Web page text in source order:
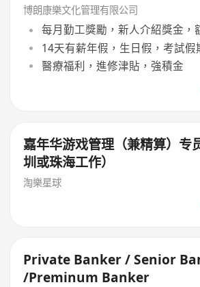
博朗康樂文化管理有限公司
每月勤工獎勵，新人介紹獎金，
14天有薪年假，生日假，考試假
醫療福利，進修津貼，強積金
嘉年华游戏管理（兼精算）专
圳或珠海工作）
淘樂星球
Private Banker / Senior
/Preminum Banker